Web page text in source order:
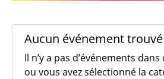
Aucun événement trouvé
Il n’y a pas d’événements
ou vous avez sélectionné la